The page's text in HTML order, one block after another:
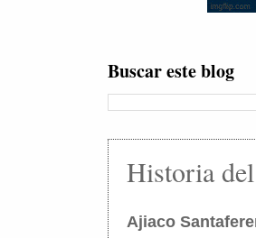
Buscar este blog
Historia
Ajiaco